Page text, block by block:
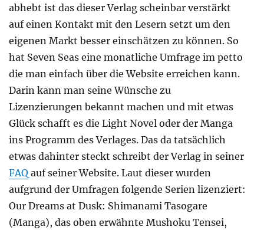
abhebt ist das dieser Verlag scheinbar verstärkt
auf einen Kontakt mit den Lesern setzt um den
eigenen Markt besser einschätzen zu können. So
hat Seven Seas eine monatliche Umfrage im petto
die man einfach über die Website erreichen kann.
Darin kann man seine Wünsche zu
Lizenzierungen bekannt machen und mit etwas
Glück schafft es die Light Novel oder der Manga
ins Programm des Verlages. Das da tatsächlich
etwas dahinter steckt schreibt der Verlag in seiner
FAQ auf seiner Website. Laut dieser wurden
aufgrund der Umfragen folgende Serien lizenziert:
Our Dreams at Dusk: Shimanami Tasogare
(Manga), das oben erwähnte Mushoku Tensei,